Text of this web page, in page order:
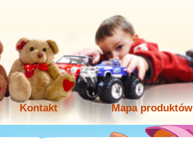
Kontakt Mapa produktów